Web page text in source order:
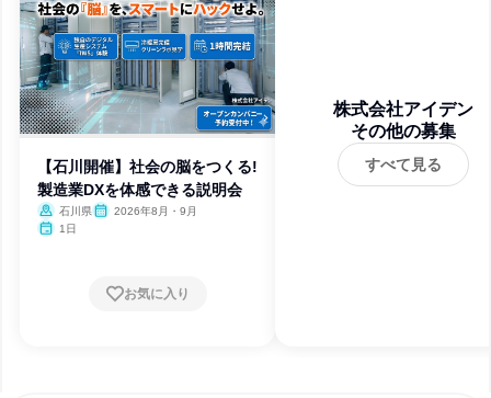
【石川開催】社会の脳をつくる!
製造業DXを体感できる説明会
石川県
2026年8月・9月
1日
お気に入り
株式会社アイデン
その他の募集
すべて見る